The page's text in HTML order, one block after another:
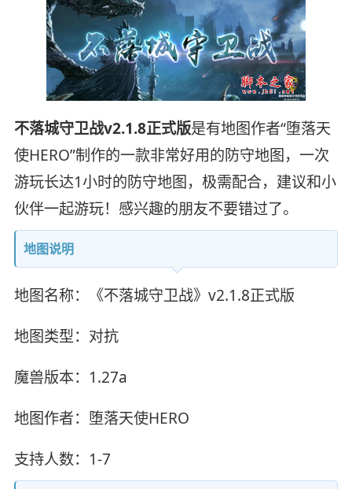
不落城守卫战v2.1.8正式版是有地图作者“堕落天
使HERO”制作的一款非常好用的防守地图，一次
游玩长达1小时的防守地图，极需配合，建议和小
伙伴一起游玩！感兴趣的朋友不要错过了。
地图说明
地图名称：《不落城守卫战》v2.1.8正式版
地图类型：对抗
魔兽版本：1.27a
地图作者：堕落天使HERO
支持人数：1-7